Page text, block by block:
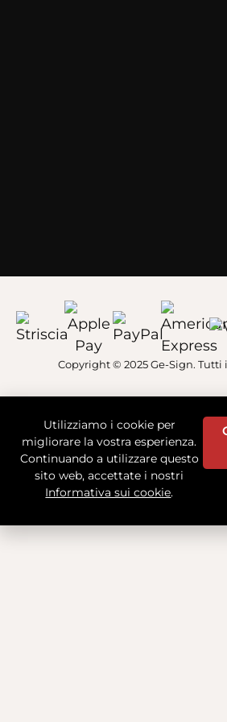
Copyright © 2025 Ge-Sign.
Utilizziamo i cookie per
migliorare la vostra esperienza.
Continuando a utilizzare questo
sito web, accettate i nostri
Informativa sui cookie.